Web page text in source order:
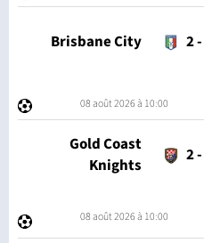
Brisbane City 2-
08 août 2026 à 10:00
Gold Coast
Knights
2-
08 août 2026 à 10:00